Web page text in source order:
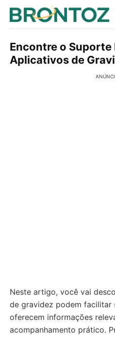
Encontre o Suporte
Aplicativos de
Neste artigo, você vai
de gravidez podem facilitar
oferecem informações
acompanhamento prático.